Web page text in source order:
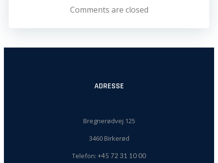
Comments are closed
ADRESSE
Bregnerødvej 125
3460 Birkerød
Telefon: +45 72 31 10 00